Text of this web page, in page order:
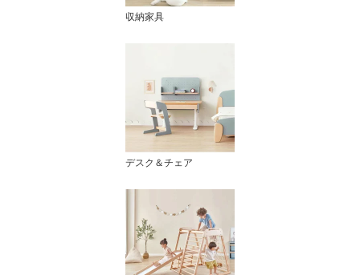
収納家具
デスク＆チェア